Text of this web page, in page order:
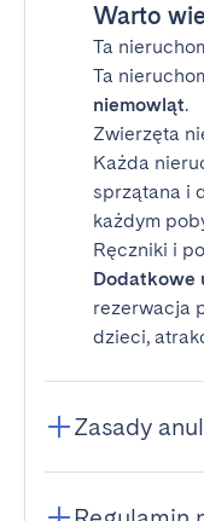
Warto
Ta
Ta
niemowląt.
Zwierzęta
Każda
sprzątana i
każdym
Ręczniki i
Dodatkowe
rezerwacja
dzieci,
Zasady